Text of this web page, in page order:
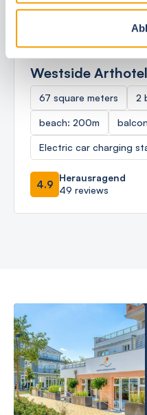
Ostseebad
Westside
67 square meters 2
beach: 200m
Electric car charging
4.9
Herausragend
49 reviews